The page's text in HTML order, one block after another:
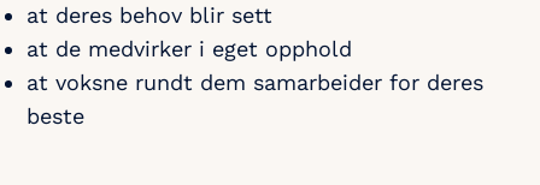
at deres behov blir sett
at de medvirker i eget opphold
at voksne rundt dem samarbeider for deres
beste